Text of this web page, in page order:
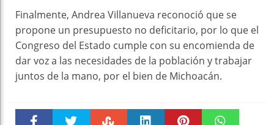
Finalmente, Andrea Villanueva reconoció que se
propone un presupuesto no deficitario, por lo que el
Congreso del Estado cumple con su encomienda de
dar voz a las necesidades de la población y trabajar
juntos de la mano, por el bien de Michoacán.